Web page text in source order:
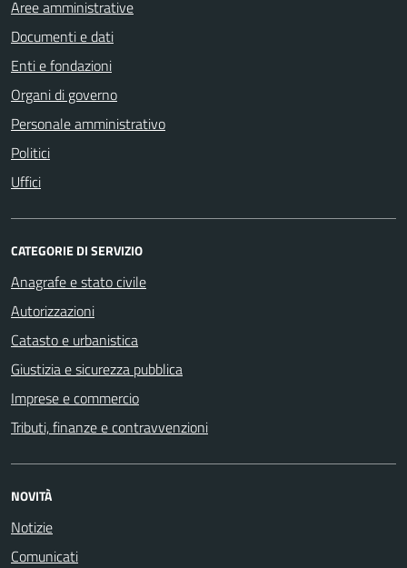
Aree amministrative
Documenti e dati
Enti e fondazioni
Organi di governo
Personale amministrativo
Politici
Uffici
CATEGORIE DI SERVIZIO
Anagrafe e stato civile
Autorizzazioni
Catasto e urbanistica
Giustizia e sicurezza pubblica
Imprese e commercio
Tributi, finanze e contravvenzioni
NOVITÀ
Notizie
Comunicati